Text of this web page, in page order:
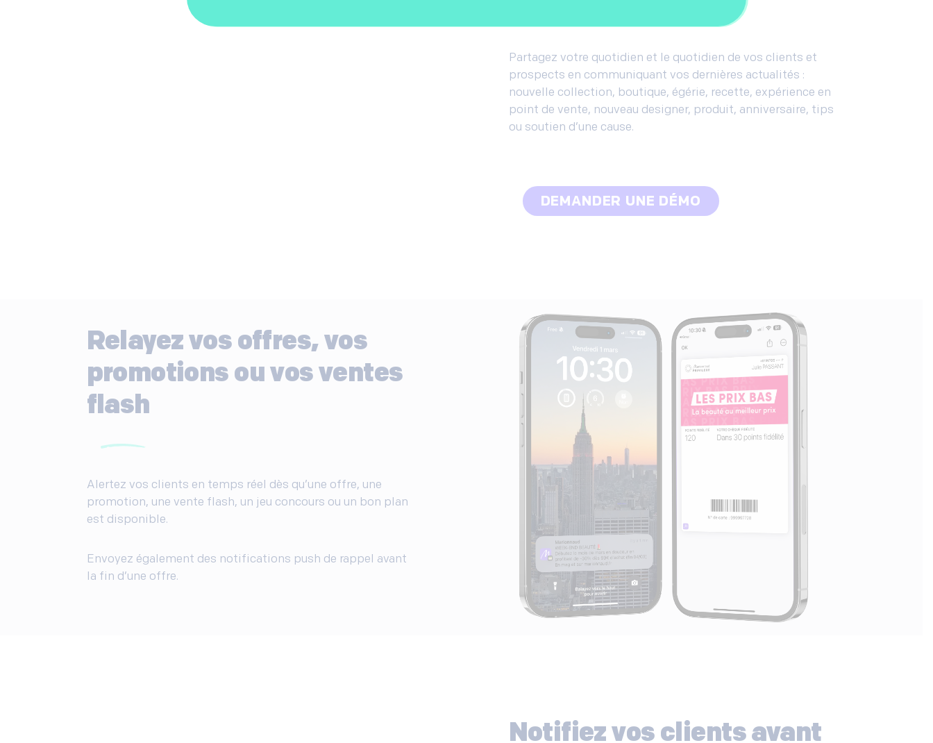
Partagez votre quotidien et le quotidien de vos clients et
prospects en communiquant vos dernières actualités :
nouvelle collection, boutique, égérie, recette, expérience en
point de vente, nouveau designer, produit, anniversaire, tips
ou soutien d’une cause.
DEMANDER UNE DÉMO
Relayez vos offres, vos
promotions ou vos ventes
flash
Alertez vos clients en temps réel dès qu’une offre, une
promotion, une vente flash, un jeu concours ou un bon plan
est disponible.
Envoyez également des notifications push de rappel avant
la fin d’une offre.
Notifiez vos clients avant